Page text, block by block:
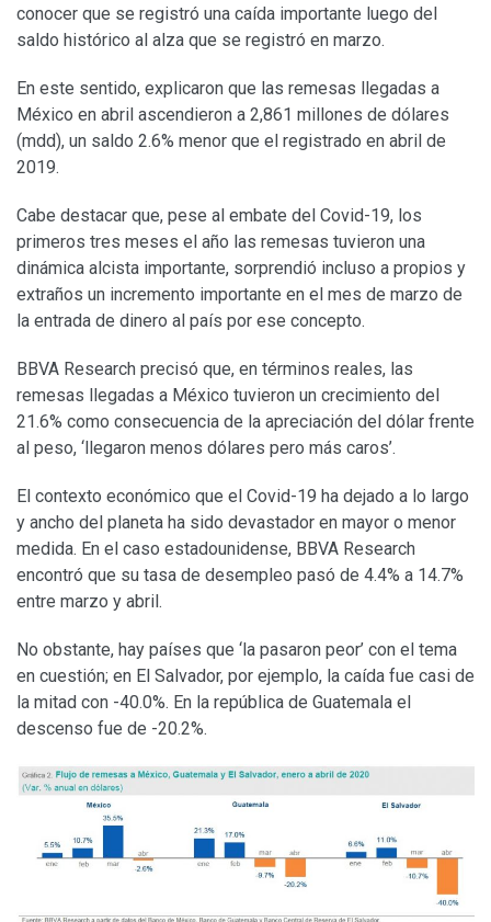
conocer que se registró una caída importante luego del
saldo histórico al alza que se registró en marzo.
En este sentido, explicaron que las remesas llegadas a
México en abril ascendieron a 2,861 millones de dólares
(mdd), un saldo 2.6% menor que el registrado en abril de
2019.
Cabe destacar que, pese al embate del Covid-19, los
primeros tres meses el año las remesas tuvieron una
dinámica alcista importante, sorprendió incluso a propios y
extraños un incremento importante en el mes de marzo de
la entrada de dinero al país por ese concepto.
BBVA Research precisó que, en términos reales, las
remesas llegadas a México tuvieron un crecimiento del
21.6% como consecuencia de la apreciación del dólar frente
al peso, ‘llegaron menos dólares pero más caros’.
El contexto económico que el Covid-19 ha dejado a lo largo
y ancho del planeta ha sido devastador en mayor o menor
medida. En el caso estadounidense, BBVA Research
encontró que su tasa de desempleo pasó de 4.4% a 14.7%
entre marzo y abril.
No obstante, hay países que ‘la pasaron peor’ con el tema
en cuestión; en El Salvador, por ejemplo, la caída fue casi de
la mitad con -40.0%. En la república de Guatemala el
descenso fue de -20.2%.